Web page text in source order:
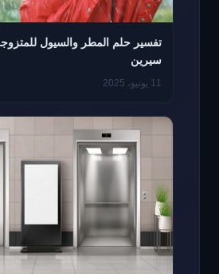
تفسير حلم المطر والسيول
سيرين
11 يونيو، 2025